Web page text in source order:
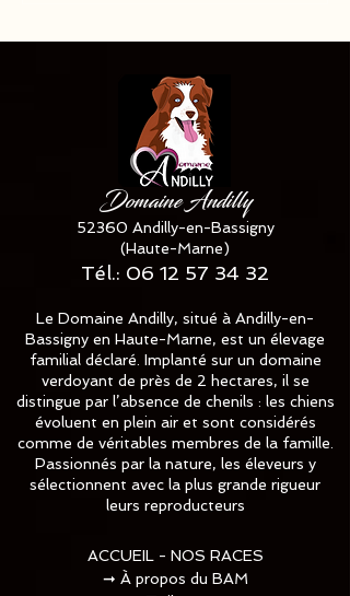
Domaine Andilly
52360 Andilly-en-Bassigny
(Haute-Marne)
Tél.: 06 12 57 34 32
Le Domaine Andilly, situé à Andilly-en-
Bassigny en Haute-Marne, est un élevage
familial déclaré. Implanté sur un domaine
verdoyant de près de 2 hectares, il se
distingue par l’absence de chenils : les chiens
évoluent en plein air et sont considérés
comme de véritables membres de la famille.
Passionnés par la nature, les éleveurs y
sélectionnent avec la plus grande rigueur
leurs reproducteurs
ACCUEIL - NOS RACES
➞ À propos du BAM